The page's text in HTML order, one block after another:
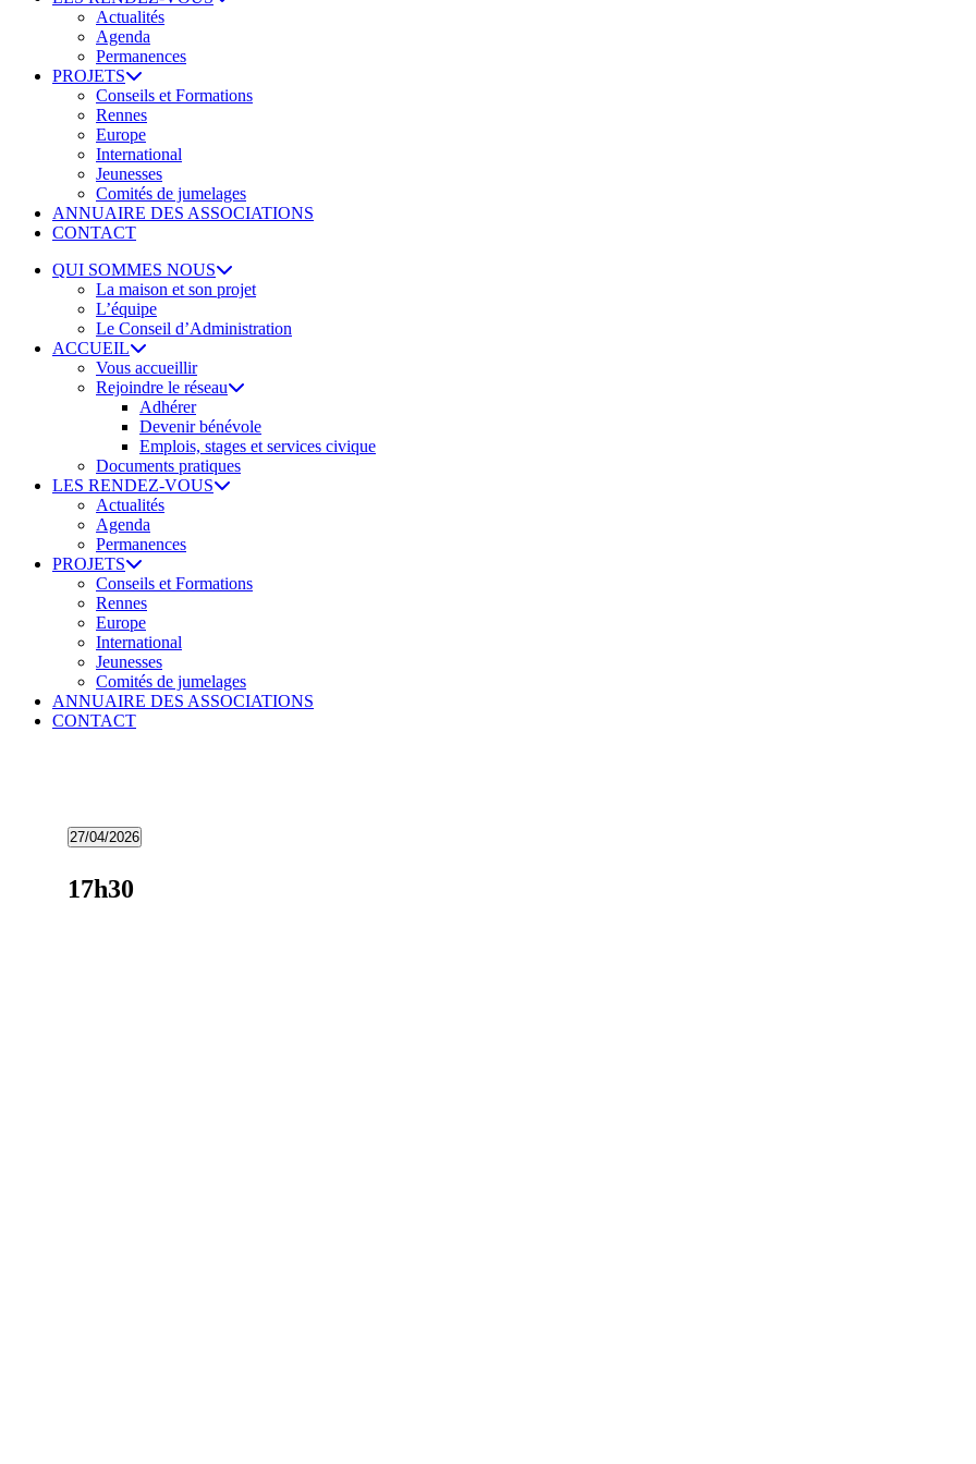
Actualités
Agenda
Permanences
PROJETS
Conseils et Formations
Rennes
Europe
International
Jeunesses
Comités de jumelages
ANNUAIRE DES ASSOCIATIONS
CONTACT
QUI SOMMES NOUS
La maison et son projet
L’équipe
Le Conseil d’Administration
ACCUEIL
Vous accueillir
Rejoindre le réseau
Adhérer
Devenir bénévole
Emplois, stages et services civique
Documents pratiques
LES RENDEZ-VOUS
Actualités
Agenda
Permanences
PROJETS
Conseils et Formations
Rennes
Europe
International
Jeunesses
Comités de jumelages
ANNUAIRE DES ASSOCIATIONS
CONTACT
Évènements
27
27/04/2026
date.
17h30